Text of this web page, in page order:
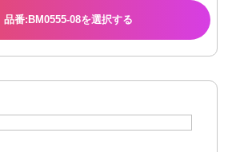
品番:BM0555-08を選択する